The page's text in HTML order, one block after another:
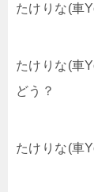
たけりな(車
たけりな(車
どう？
たけりな(車